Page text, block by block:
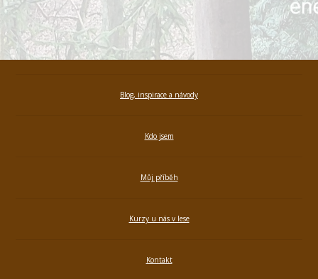
Blog, inspirace a návody
Kdo jsem
Můj příběh
Kurzy u nás v lese
Kontakt